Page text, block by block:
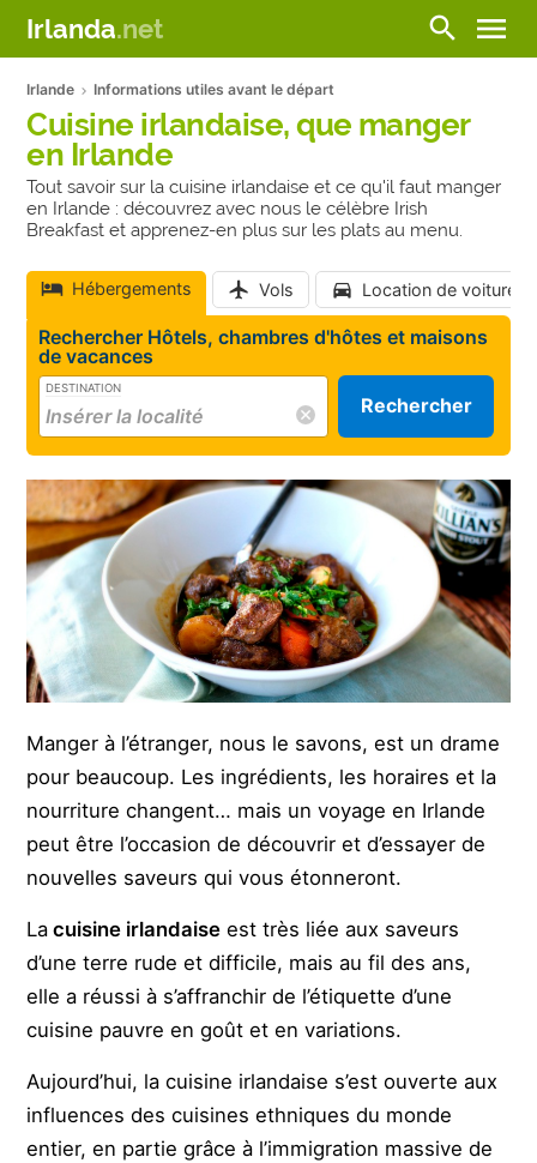
Irlanda.net search menu
Irlande Informations utiles avant le départ
Cuisine irlandaise, que manger
en Irlande
Tout savoir sur la cuisine irlandaise et ce qu'il faut manger
en Irlande : découvrez avec nous le célèbre Irish
Breakfast et apprenez-en plus sur les plats au menu.
Hébergements Vols Location de voiture
Rechercher Hôtels, chambres d'hôtes et maisons
de vacances
DESTINATION
Rechercher
Manger à l’étranger, nous le savons, est un drame
pour beaucoup. Les ingrédients, les horaires et la
nourriture changent… mais un voyage en Irlande
peut être l’occasion de découvrir et d’essayer de
nouvelles saveurs qui vous étonneront.
La cuisine irlandaise est très liée aux saveurs
d’une terre rude et difficile, mais au fil des ans,
elle a réussi à s’affranchir de l’étiquette d’une
cuisine pauvre en goût et en variations.
Aujourd’hui, la cuisine irlandaise s’est ouverte aux
influences des cuisines ethniques du monde
entier, en partie grâce à l’immigration massive de